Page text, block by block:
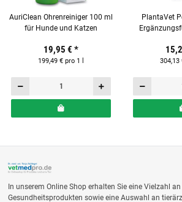
AuriClean Ohrenreiniger 100 ml
für Hunde und Katzen
19,95 € *
199,49 € pro 1 l
PlantaVet
304,13
In unserem Online Shop erhalten Sie eine Vielzahl
Gesundheitsprodukten sowie eine Auswahl an